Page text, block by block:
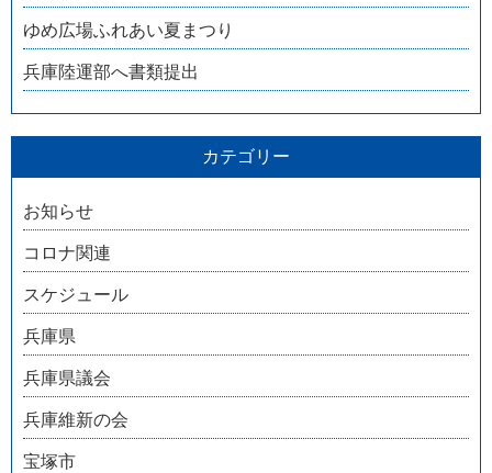
ゆめ広場ふれあい夏まつり
兵庫陸運部へ書類提出
カテゴリー
お知らせ
コロナ関連
スケジュール
兵庫県
兵庫県議会
兵庫維新の会
宝塚市